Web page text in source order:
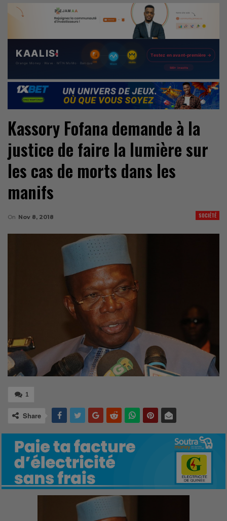
Kassory Fofana demande à la
justice de faire la lumière sur
les cas de morts dans les
manifs
SOCIÉTÉ
On Nov 8, 2018
1
Share